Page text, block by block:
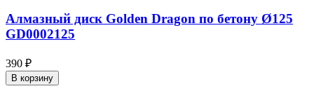
Алмазный диск Golden Dragon по бетону Ø125
GD0002125
390 ₽
В корзину